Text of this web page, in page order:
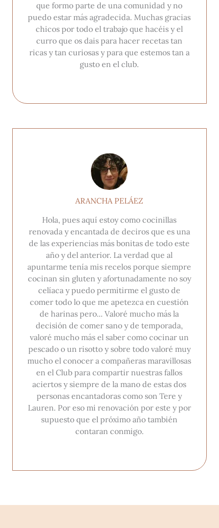
que formo parte de una comunidad y no
puedo estar más agradecida. Muchas gracias
chicos por todo el trabajo que hacéis y el
curro que os dais para hacer recetas tan
ricas y tan curiosas y para que estemos tan a
gusto en el club.
ARANCHA PELÁEZ
Hola, pues aquí estoy como cocinillas
renovada y encantada de deciros que es una
de las experiencias más bonitas de todo este
año y del anterior. La verdad que al
apuntarme tenía mis recelos porque siempre
cocinan sin gluten y afortunadamente no soy
celíaca y puedo permitirme el gusto de
comer todo lo que me apetezca en cuestión
de harinas pero... Valoré mucho más la
decisión de comer sano y de temporada,
valoré mucho más el saber como cocinar un
pescado o un risotto y sobre todo valoré muy
mucho el conocer a compañeras maravillosas
en el Club para compartir nuestras fallos
aciertos y siempre de la mano de estas dos
personas encantadoras como son Tere y
Lauren. Por eso mi renovación por este y por
supuesto que el próximo año también
contaran conmigo.